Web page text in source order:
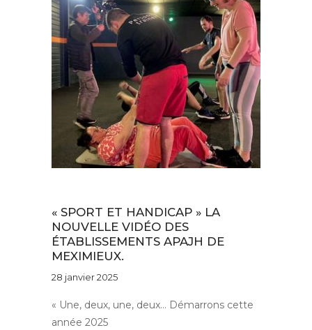
« SPORT ET HANDICAP » LA
NOUVELLE VIDÉO DES
ÉTABLISSEMENTS APAJH DE
MEXIMIEUX.
28 janvier 2025
« Une, deux, une, deux… Démarrons cette
année 2025